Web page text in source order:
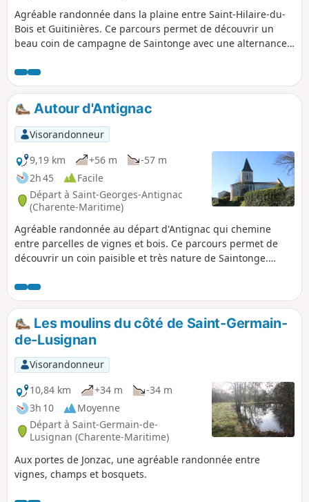
Agréable randonnée dans la plaine entre Saint-Hilaire-du-
Bois et Guitinières. Ce parcours permet de découvrir un
beau coin de campagne de Saintonge avec une alternance
également de beaux exemples du bâti traditionnel.
Autour d'Antignac
Visorandonneur
9,19 km
+56 m
-57 m
2h 45
Facile
Départ à Saint-Georges-Antignac
(Charente-Maritime)
Agréable randonnée au départ d'Antignac qui chemine
entre parcelles de vignes et bois. Ce parcours permet de
découvrir un coin paisible et très nature de Saintonge.
chevreuils par exemple en bordure de bois.
Les moulins du côté de Saint-Germain-
de-Lusignan
Visorandonneur
10,84 km
+34 m
-34 m
3h 10
Moyenne
Départ à Saint-Germain-de-
Lusignan (Charente-Maritime)
Aux portes de Jonzac, une agréable randonnée entre
vignes, champs et bosquets.